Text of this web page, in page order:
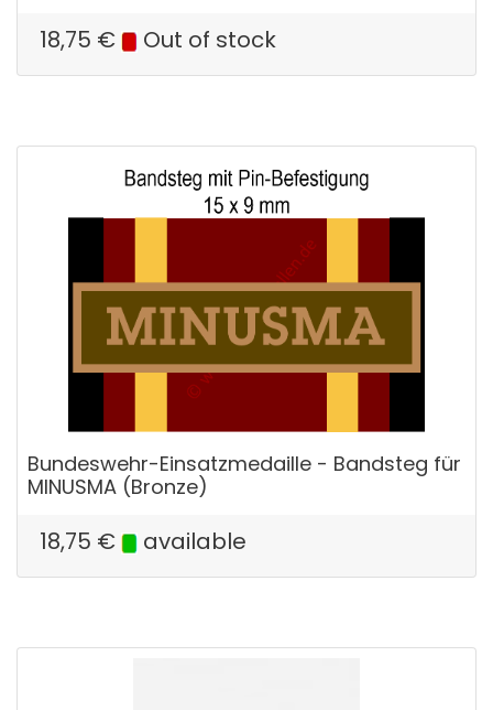
18,75 € Out of stock
Bundeswehr-Einsatzmedaille - Bandsteg für
MINUSMA (Bronze)
18,75 € available